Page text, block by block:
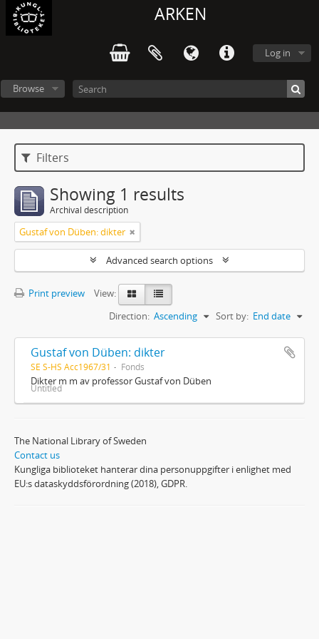
ARKEN
Log in
Browse
Filters
Showing 1 results
Archival description
Gustaf von Düben: dikter
Advanced search options
Print preview
View:
Sort by: End date
Direction: Ascending
Gustaf von Düben: dikter
SE S-HS Acc1967/31 Fonds
Dikter m m av professor Gustaf von Düben
Untitled
The National Library of Sweden
Contact us
Kungliga biblioteket hanterar dina personuppgifter i enlighet med
EU:s dataskyddsförordning (2018), GDPR.